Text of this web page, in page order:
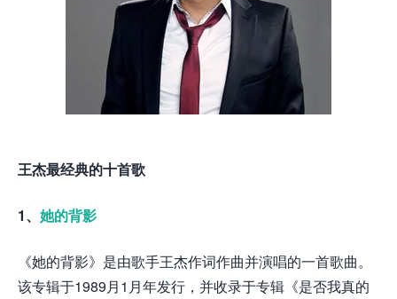
王杰最经典的十首歌
1、 她的背影
《她的背影》是由歌手王杰作词作曲并演唱的一首歌曲。
该专辑于1989月1月年发行，并收录于专辑《是否我真的